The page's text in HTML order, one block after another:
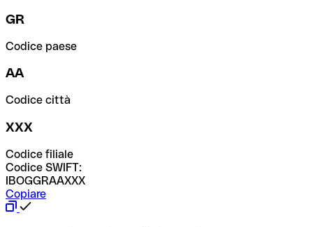
GR
Codice paese
AA
Codice città
XXX
Codice filiale
Codice SWIFT:
IBOGGRAAXXX
Copiare